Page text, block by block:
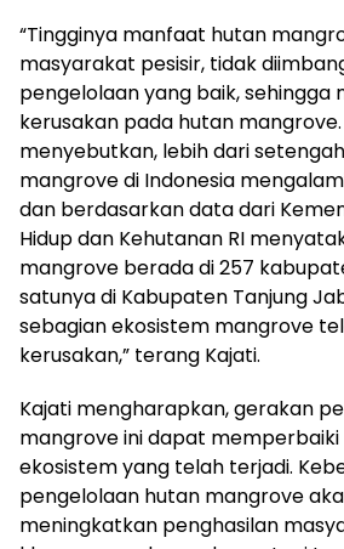
“Tingginya manfaat hutan
masyarakat pesisir, tidak
pengelolaan yang baik, sehingga
kerusakan pada hutan
menyebutkan, lebih dari
mangrove di Indonesia
dan berdasarkan data dari
Hidup dan Kehutanan RI
mangrove berada di 257
satunya di Kabupaten Tanjung
sebagian ekosistem mangrove
kerusakan,” terang Kajati.
Kajati mengharapkan, gerakan
mangrove ini dapat memperbaiki
ekosistem yang telah terjadi.
pengelolaan hutan mangrove
meningkatkan penghasilan